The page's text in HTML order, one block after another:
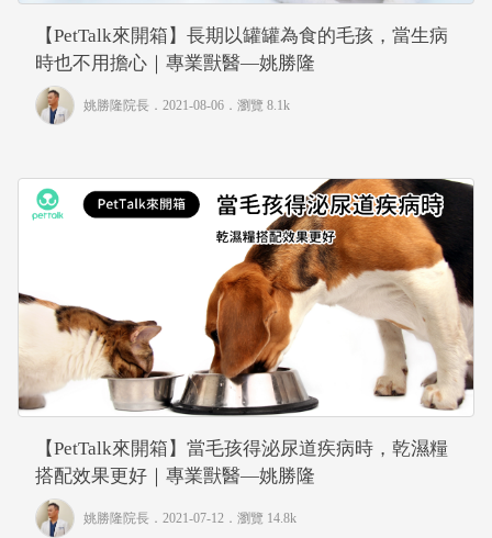
【PetTalk來開箱】長期以罐罐為食的毛孩，當生病
時也不用擔心｜專業獸醫—姚勝隆
姚勝隆院長 ．2021-08-06． 瀏覽 8.1k
【PetTalk來開箱】當毛孩得泌尿道疾病時，乾濕糧
搭配效果更好｜專業獸醫—姚勝隆
姚勝隆院長 ．2021-07-12． 瀏覽 14.8k